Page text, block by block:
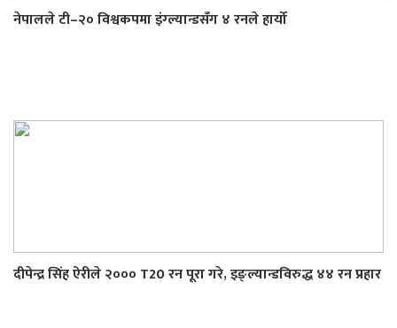
नेपालले टी–२० विश्वकपमा इंग्ल्यान्डसँग ४ रनले हार्यो
दीपेन्द्र सिंह ऐरीले २००० T20 रन पूरा गरे, इङ्ल्यान्डविरुद्ध ४४ रन प्रहार